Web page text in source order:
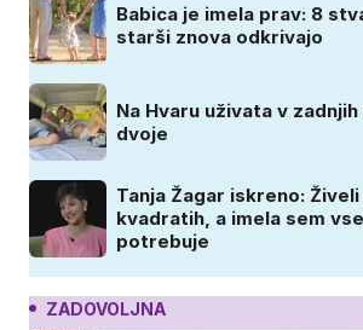
Babica je imela prav: 8
starši znova odkrivajo
Na Hvaru uživata v
dvoje
Tanja Žagar iskreno:
kvadratih, a imela sem
potrebuje
ZADOVOLJNA